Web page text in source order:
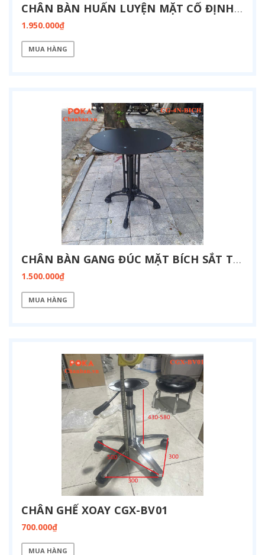
CHÂN BÀN HUẤN LUYỆN MẶT CỐ ĐỊNH KT 800X1900-FZ13-1900
1.950.000₫
MUA HÀNG
CHÂN BÀN GANG ĐÚC MẶT BÍCH SẮT TRÒN CG-4N-BICH
1.500.000₫
MUA HÀNG
CHÂN GHẾ XOAY CGX-BV01
700.000₫
MUA HÀNG